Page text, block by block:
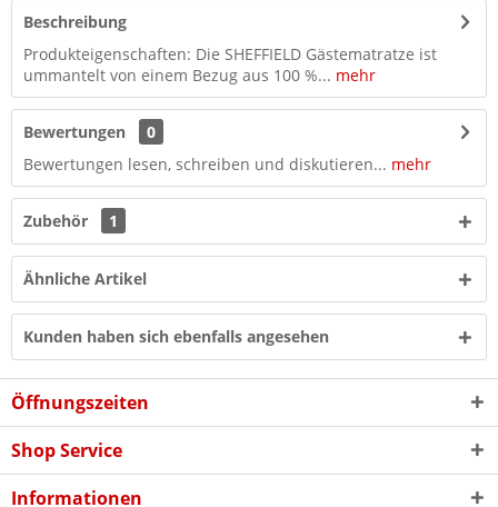
Beschreibung
Produkteigenschaften: Die SHEFFIELD Gästematratze ist
ummantelt von einem Bezug aus 100 %... mehr
Bewertungen
0
Bewertungen lesen, schreiben und diskutieren... mehr
Zubehör 1
Ähnliche Artikel
Kunden haben sich ebenfalls angesehen
Öffnungszeiten
Shop Service
Informationen